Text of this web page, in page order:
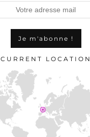
CURRENT LOCATION